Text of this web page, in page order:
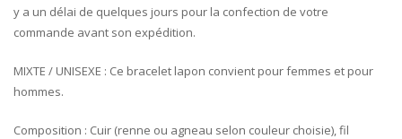
y a un délai de quelques jours pour la confection de votre
commande avant son expédition.
MIXTE / UNISEXE : Ce bracelet lapon convient pour femmes et pour
hommes.
Composition : Cuir (renne ou agneau selon couleur choisie), fil